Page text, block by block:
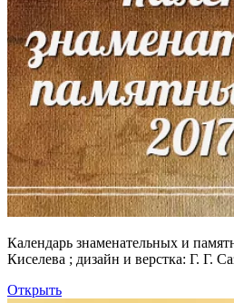
Календарь знаменательных и
Киселева ; дизайн и верстка: Г. Г.
Открыть